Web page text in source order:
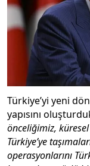
Türkiye’yi yeni
yapısını
önceliğimiz,
Türkiye’ye
operasyonlarını